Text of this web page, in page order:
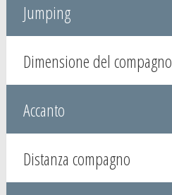
Jumping
Dimensione del compagno
Accanto
Distanza compagno